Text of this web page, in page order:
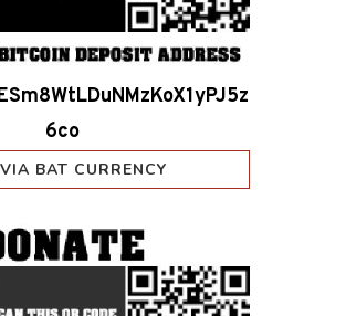
6co
BAT CURRENCY